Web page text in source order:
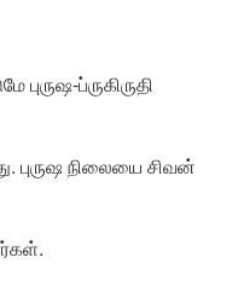
ப்ருகிருதி
புருஷ நிலையை சிவன்